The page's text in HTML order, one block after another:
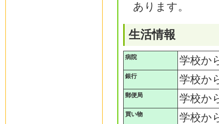
あります。
生活情報
病院 学校か
銀行 学校か
郵便局 学校か
買い物 学校か